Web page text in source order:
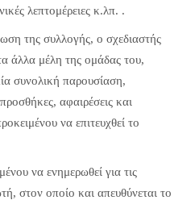
λεπτομέρειες κ.λπ. .
της συλλογής, ο σχεδιαστής
άλλα μέλη της ομάδας του,
συνολική παρουσίαση,
αφαιρέσεις και
να επιτευχθεί το
να ενημερωθεί για τις
στον οποίο και απευθύνεται το